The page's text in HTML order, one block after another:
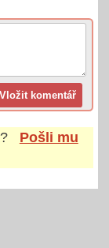
?
Pošli mu